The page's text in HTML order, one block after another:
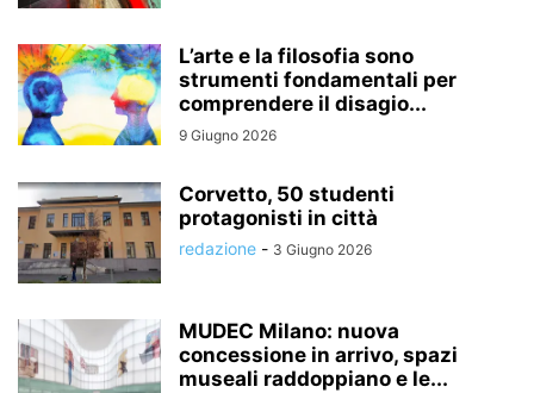
L’arte e la filosofia sono
strumenti fondamentali per
comprendere il disagio...
9 Giugno 2026
Corvetto, 50 studenti
protagonisti in città
redazione - 3 Giugno 2026
MUDEC Milano: nuova
concessione in arrivo, spazi
museali raddoppiano e le...